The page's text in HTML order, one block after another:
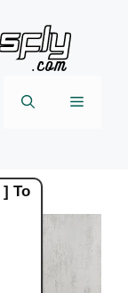
Menu
] To